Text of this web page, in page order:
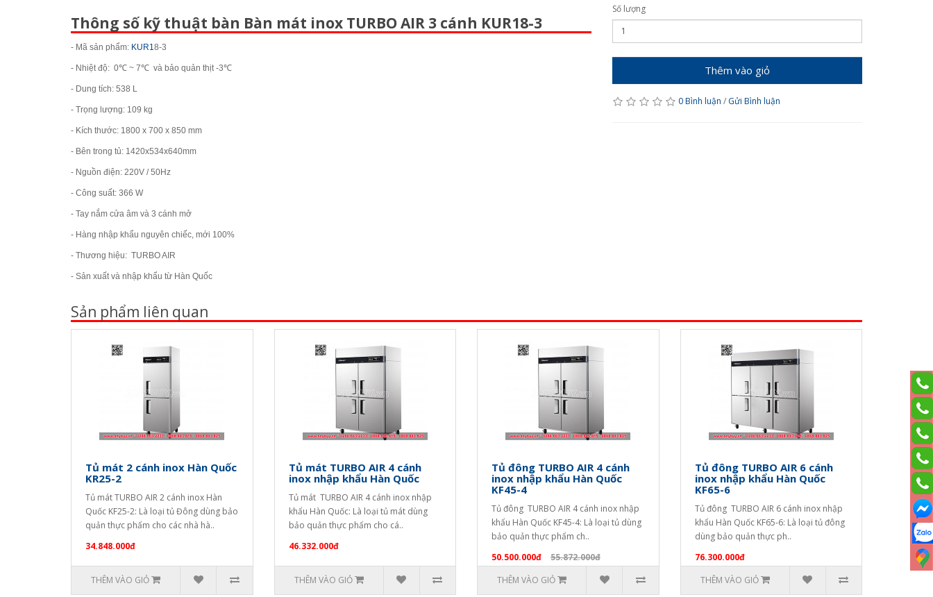
Thông số kỹ thuật bàn Bàn mát inox TURBO AIR 3 cánh KUR18-3
- Mã sản phẩm: KUR1 8-3
- Nhiệt độ: 0℃ ~ 7℃ và bảo quản thịt -3℃
- Dung tích: 538 L
- Trọng lượng: 109 kg
- Kích thước: 1800 x 700 x 850 mm
- Bên trong tủ: 1420x534x640mm
- Nguồn điện: 220V / 50Hz
- Công suất: 366 W
- Tay nắm cửa âm và 3 cánh mở
- Hàng nhập khẩu nguyên chiếc, mới 100%
- Thương hiệu: TURBO AIR
- Sản xuất và nhập khẩu từ Hàn Quốc
Số lượng
Thêm vào giỏ
0 Bình luận / Gửi Bình luận
Sản phẩm liên quan
Tủ mát 2 cánh inox Hàn Quốc
KR25-2
Tủ mát TURBO AIR 2 cánh inox Hàn
Quốc KF25-2: Là loại tủ Đông dùng bảo
quản thực phẩm cho các nhà hà..
34.848.000đ
THÊM VÀO GIỎ
Tủ mát TURBO AIR 4 cánh
inox nhập khẩu Hàn Quốc
Tủ mát TURBO AIR 4 cánh inox nhập
khẩu Hàn Quốc: Là loại tủ mát dùng
bảo quản thực phẩm cho cá..
46.332.000đ
THÊM VÀO GIỎ
Tủ đông TURBO AIR 4 cánh
inox nhập khẩu Hàn Quốc
KF45-4
Tủ đông TURBO AIR 4 cánh inox nhập
khẩu Hàn Quốc KF45-4: Là loại tủ dùng
bảo quản thực phẩm ch..
50.500.000đ
55.872.000đ
THÊM VÀO GIỎ
Tủ đông TURBO AIR 6 cánh
inox nhập khẩu Hàn Quốc
KF65-6
Tủ đông TURBO AIR 6 cánh inox nhập
khẩu Hàn Quốc KF65-6: Là loại tủ đông
dùng bảo quản thực ph..
76.300.000đ
THÊM VÀO GIỎ